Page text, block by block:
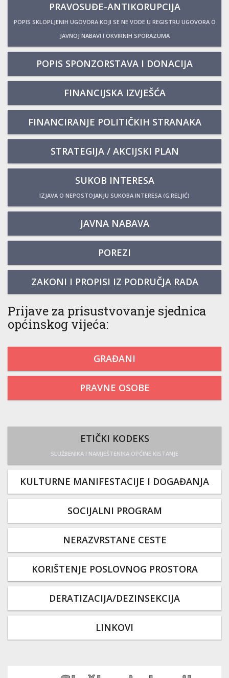
PRAVOSUĐE-ANTIKORUPCIJA
POPIS SKLOPLJENIH UGOVORA KOJI SE NE VODE U REGISTRU UGOVORA O
JAVNOJ NABAVI I OKVIRNIH SPORAZUMA
POPIS SPONZORSTAVA I DONACIJA
FINANCIJSKA IZVJEŠĆA
FINANCIRANJE POLITIČKIH STRANAKA
STRATEGIJA / AKCIJSKI PLAN
SUKOB INTERESA
IZJAVA O NEPOSTOJANJU SUKOBA INTERESA (G.RELJIĆ)
JAVNA NABAVA
POREZI
ZAKONI I PROPISI IZ PODRUČJA RADA
Prijave za prisustvovanje sjednica
općinskog vijeća:
GRAĐANI
PRAVNE OSOBE
ETIČKI KODEKS
SLUŽBENIKA I NAMJEŠTENIKA OPĆINE KISTANJE
KULTURNE MANIFESTACIJE I DOGAĐANJA
SOCIJALNI PROGRAM
NERAZVRSTANE CESTE
KORIŠTENJE POSLOVNOG PROSTORA
DERATIZACIJA/DEZINSEKCIJA
LINKOVI